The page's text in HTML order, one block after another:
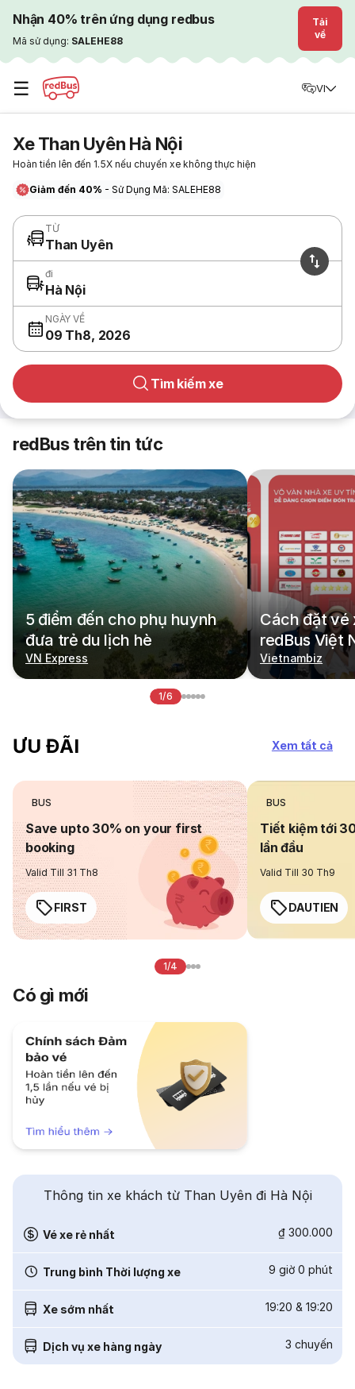
Nhận 40% trên ứng dụng redbus
Mã sử dụng: SALEHE88
Tải
về
☰ VI
Xe Than Uyên Hà Nội
Hoàn tiền lên đến 1.5X nếu chuyến xe không thực hiện
Giảm đến 40% - Sử Dụng Mã: SALEHE88
TỪ
Than Uyên
đi
Hà Nội
NGÀY VỀ
09 Th8, 2026
Tìm kiếm xe
redBus trên tin tức
5 điểm đến cho phụ huynh
đưa trẻ du lịch hè
VN Express
Cách đặt vé
redBus Việt
Vietnambiz
1/6
ƯU ĐÃI Xem tất cả
BUS
Save upto 30% on your first
booking
Valid Till 31 Th8
FIRST
BUS
Tiết kiệm tới
lần đầu
Valid Till 30 Th9
DAUTIEN
1/4
Có gì mới
Thông tin xe khách từ Than Uyên đi Hà Nội
Vé xe rẻ nhất ₫ 300.000
Trung bình Thời lượng xe 9 giờ 0 phút
Xe sớm nhất 19:20 & 19:20
Dịch vụ xe hàng ngày 3 chuyến